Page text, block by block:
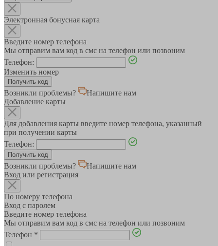
Электронная бонусная карта
Введите номер телефона
Мы отправим вам код в смс на телефон или позвоним
Телефон:
Изменить номер
Возникли проблемы?
Напишите нам
Добавление карты
Для добавления карты введите номер телефона, указанный
при получении карты
Телефон:
Возникли проблемы?
Напишите нам
Вход или регистрация
По номеру телефона
Вход с паролем
Введите номер телефона
Мы отправим вам код в смс на телефон или позвоним
Телефон *